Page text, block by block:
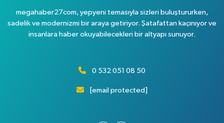
megahaber27com, yepyeni temasıyla sizleri buluştururken,
sadelik ve modernizmi bir araya getiriyor. Şatafattan kaçınıyor ve
insanlara haber okuyabilecekleri bir altyapı sunuyor.
0 532 051 08 50
[email protected]